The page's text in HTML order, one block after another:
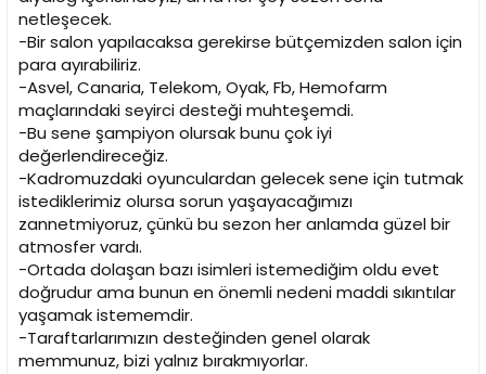
netleşecek.
-Bir salon yapılacaksa gerekirse bütçemizden salon için
para ayırabiliriz.
-Asvel, Canaria, Telekom, Oyak, Fb, Hemofarm
maçlarındaki seyirci desteği muhteşemdi.
-Bu sene şampiyon olursak bunu çok iyi
değerlendireceğiz.
-Kadromuzdaki oyunculardan gelecek sene için tutmak
istediklerimiz olursa sorun yaşayacağımızı
zannetmiyoruz, çünkü bu sezon her anlamda güzel bir
atmosfer vardı.
-Ortada dolaşan bazı isimleri istemediğim oldu evet
doğrudur ama bunun en önemli nedeni maddi sıkıntılar
yaşamak istememdir.
-Taraftarlarımızın desteğinden genel olarak
memmunuz, bizi yalnız bırakmıyorlar.